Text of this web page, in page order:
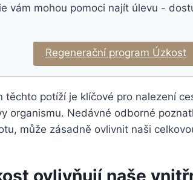
vám mohou pomoci najít úlevu -
Regenerační program Úzkost
těchto potíží je klíčové pro nalezení
organismu. Nedávné odborné
může zásadně ovlivnit naši
ovlivňují naše